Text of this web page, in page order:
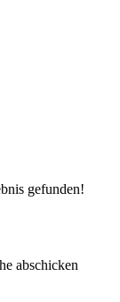
gefunden!
abschicken